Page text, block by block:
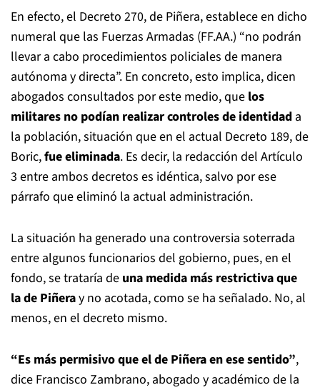
En efecto, el Decreto 270, de Piñera, establece en dicho
numeral que las Fuerzas Armadas (FF.AA.) “no podrán
llevar a cabo procedimientos policiales de manera
autónoma y directa”. En concreto, esto implica, dicen
abogados consultados por este medio, que los
militares no podían realizar controles de identidad a
la población, situación que en el actual Decreto 189, de
Boric,fue eliminada. Es decir, la redacción del Artículo
3 entre ambos decretos es idéntica, salvo por ese
párrafo que eliminó la actual administración.
La situación ha generado una controversia soterrada
entre algunos funcionarios del gobierno, pues, en el
fondo, se trataría de una medida más restrictiva que
la de Piñeray no acotada, como se ha señalado. No, al
menos, en el decreto mismo.
“Es más permisivo que el de Piñera en ese sentido”,
dice Francisco Zambrano, abogado y académico de la